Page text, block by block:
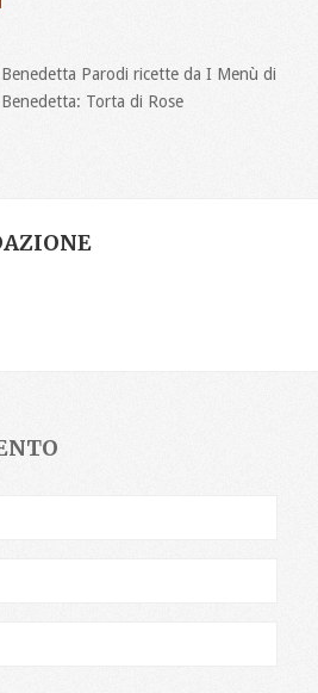
Benedetta Parodi ricette da I Menù di
Benedetta: Torta di Rose